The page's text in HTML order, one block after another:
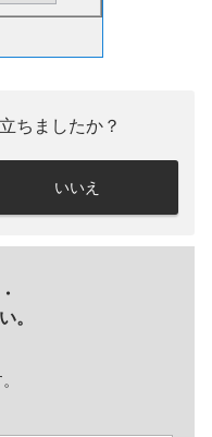
ちましたか？
いいえ
。